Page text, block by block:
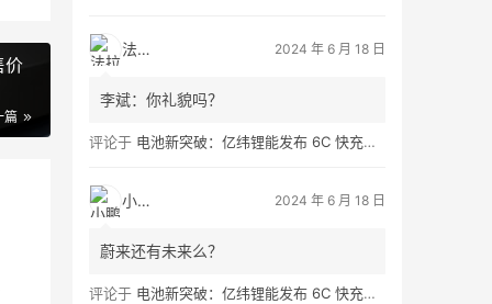
价
篇
法拉第 2024 年 6 月 18 日
李斌：你礼貌吗？
评论于 电池新突破：亿纬锂能发布 6C 快充大圆柱电池 Omnicell，充电 5 分钟补能 300 公里
小鹏友 2024 年 6 月 18 日
蔚来还有未来么？
评论于 电池新突破：亿纬锂能发布 6C 快充大圆柱电池 Omnicell，充电 5 分钟补能 300 公里